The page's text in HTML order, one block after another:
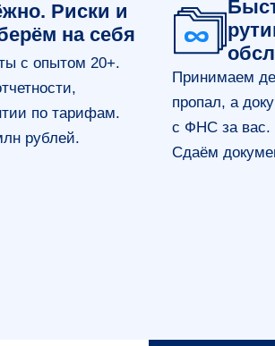
Риски и
на себя
с опытом 20+.
по тарифам.
рублей.
Принимаем
пропал, а
с ФНС за вас.
Сдаём